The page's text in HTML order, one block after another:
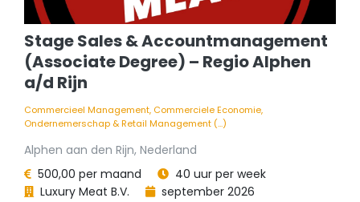
Stage Sales & Accountmanagement
(Associate Degree) – Regio Alphen
a/d Rijn
Commercieel Management, Commerciele Economie,
Ondernemerschap & Retail Management (...)
Alphen aan den Rijn, Nederland
500,00 per maand
40 uur per week
Luxury Meat B.V.
september 2026